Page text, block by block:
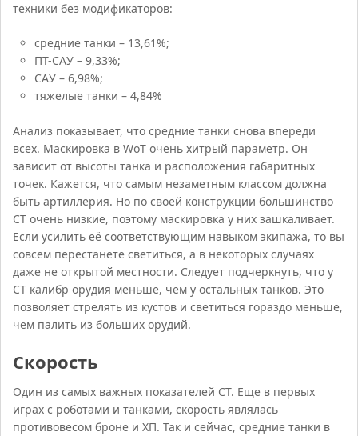
техники без модификаторов:
средние танки – 13,61%;
ПТ-САУ – 9,33%;
САУ – 6,98%;
тяжелые танки – 4,84%
Анализ показывает, что средние танки снова впереди
всех. Маскировка в WoT очень хитрый параметр. Он
зависит от высоты танка и расположения габаритных
точек. Кажется, что самым незаметным классом должна
быть артиллерия. Но по своей конструкции большинство
СТ очень низкие, поэтому маскировка у них зашкаливает.
Если усилить её соответствующим навыком экипажа, то вы
совсем перестанете светиться, а в некоторых случаях
даже не открытой местности. Следует подчеркнуть, что у
СТ калибр орудия меньше, чем у остальных танков. Это
позволяет стрелять из кустов и светиться гораздо меньше,
чем палить из больших орудий.
Скорость
Один из самых важных показателей СТ. Еще в первых
играх с роботами и танками, скорость являлась
противовесом броне и ХП. Так и сейчас, средние танки в